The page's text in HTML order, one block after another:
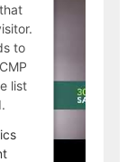
to
list